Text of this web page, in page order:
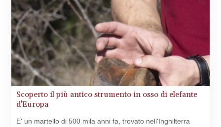
4673.518854
KMF 493.12343
KRW
1638.640772
KWD 0.357023
KYD 0.961017
KZT 541.135669
LAK
26067.486096
103263.512096
Scoperto il più antico strumento in osso di elefante
d'Europa
E' un martello di 500 mila anni fa, trovato nell'Inghilterra